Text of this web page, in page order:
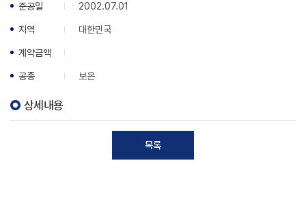
준공일 2002.07.01
지역 대한민국
계약금액
공종 보온
상세내용
목록